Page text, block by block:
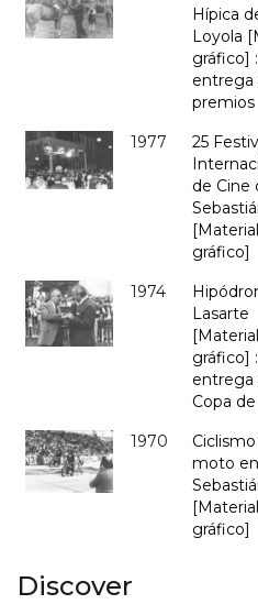
Hípica
Loyola
gráfico] :
entrega
premios
1977
25
de Cine
[Material
gráfico]
1974
Lasarte
[Material
gráfico] :
entrega
Copa
1970
moto
[Material
gráfico]
Discover